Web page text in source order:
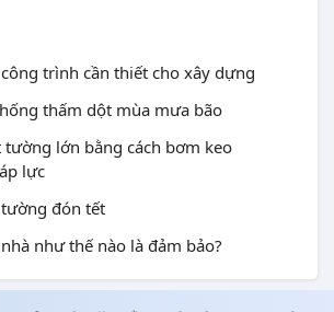
trình cần thiết cho xây dựng
thấm dột mùa mưa bão
lớn bằng cách bơm keo
lực
đón tết
như thế nào là đảm bảo?